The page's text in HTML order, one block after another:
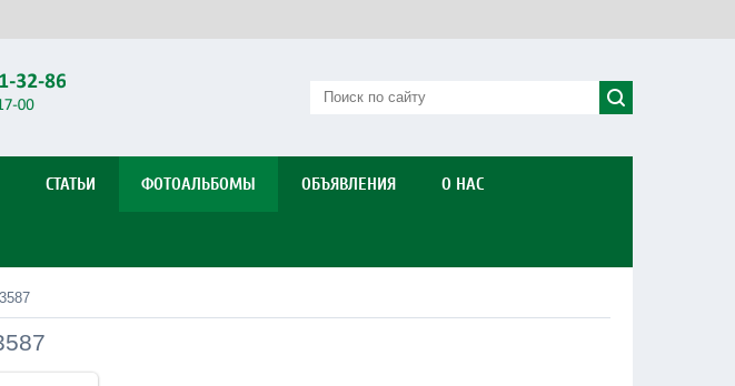
СТАТЬИ ФОТОАЛЬБОМЫ ОБЪЯВЛЕНИЯ О НАС